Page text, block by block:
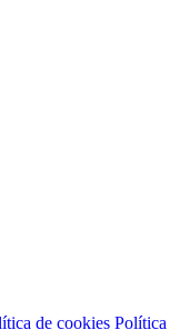
de cookies Política